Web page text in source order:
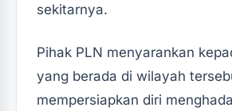
sekitarnya.
‎‎Pihak PLN menyarankan
yang berada di wilayah
mempersiapkan diri